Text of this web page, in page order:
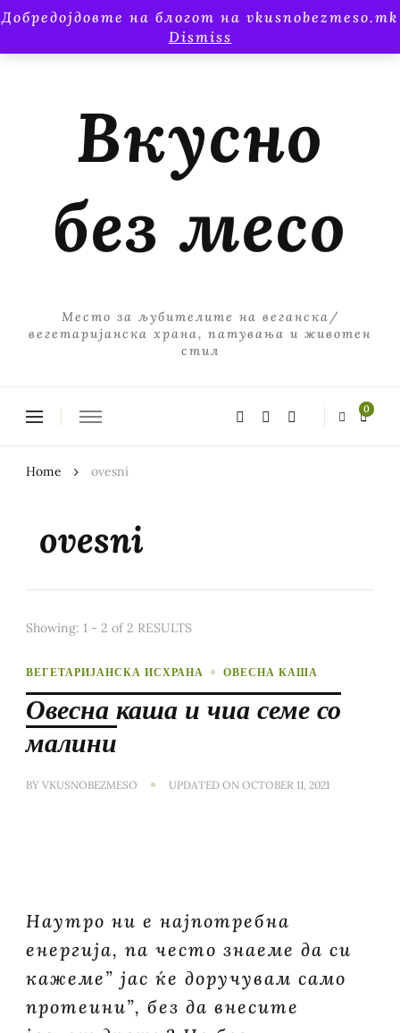
Добредојдовте на блогот на vkusnobezmeso.mk
Dismiss
Вкусно
без месо
Место за љубителите на веганска/
вегетаријанска храна, патувања и животен
стил
0
Home ovesni
ovesni
Showing: 1 - 2 of 2 RESULTS
ВЕГЕТАРИЈАНСКА ИСХРАНА ОВЕСНА КАША
Овесна каша и чиа семе со
малини
BY VKUSNOBEZMESO UPDATED ON OCTOBER 11, 2021
Наутро ни е најпотребна
енергија, па често знаеме да си
кажеме” јас ќе доручувам само
протеини”, без да внесите